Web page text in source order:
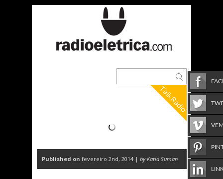
Talk Radio
Published on fevereiro 2nd, 2014 | by Katia Suman